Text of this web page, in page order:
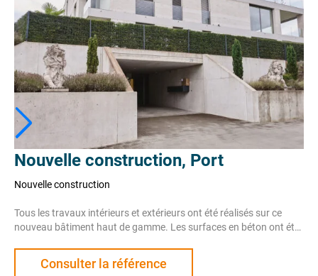
Nouvelle construction, Port
Nouvelle construction, Plâtrerie
Pour ce projet de nouvelle construction à Port, l’accent a été mis
et de gisper à l’intérieur et à l’extérieur. Les surfaces en béton
adaptée et leur couleur a été harmonisée avec le concept global.
Consulter la référence